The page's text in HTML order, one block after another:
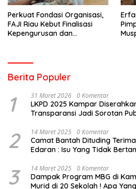
Perkuat Fondasi Organisasi,
FAJI Riau Kebut Finalisasi
Kepengurusan dan
Berita Populer
1 31 Maret 2026 0 Komentar
LKPD 2025 Kampar
Transparansi Jadi Sorotan
2 14 Maret 2025 0 Komentar
Camat Bantah Dituding
Edaran : Isu Yang Tidak
3 14 Maret 2025 0 Komentar
Dampak Program MBG di
Murid di 20 Sekolah ! Apa